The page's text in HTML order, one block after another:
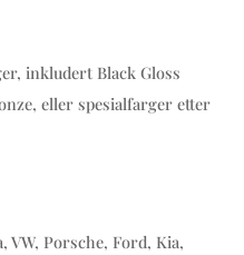
inkludert Black Gloss
eller spesialfarger etter
VW, Porsche, Ford, Kia,